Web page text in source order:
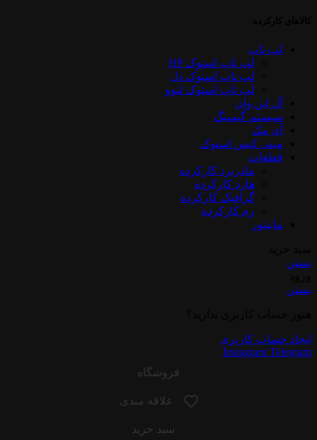
لپ تاپ
لپ تاپ استوک HP
لپ تاپ استوک دل
لپ تاپ استوک لنوو
آل این وان
سیستم گیمینگ
آی مک
مینی کیس استوک
قطعات
مادربرد کارکرده
هارد کارکرده
گرافیک کارکرده
رم کارکرده
مانیتور
بستن
بستن
ایجاد حساب کاربری
Instagram Telegram
فروشگاه
علاقه مندی
سبد خرید